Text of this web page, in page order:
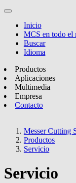
Inicio
MCS en todo el
Buscar
Idioma
Productos
Aplicaciones
Multimedia
Empresa
Contacto
Messer Cutting
Productos
Servicio
Servicio